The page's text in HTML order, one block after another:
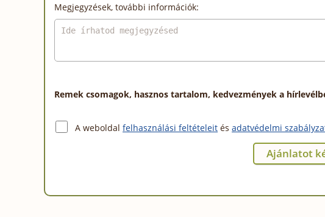
Megjegyzések, további információk:
Remek csomagok, hasznos tartalom, kedvezmények a
A weboldal felhasználási feltételeit és adatvédelmi